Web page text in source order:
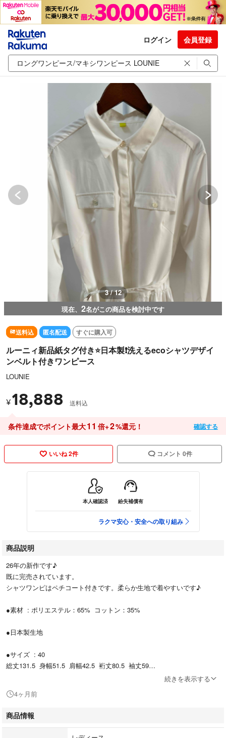
ログイン 会員登録
3 / 12
現在、 2名がこの商品を検討中です
送料込 匿名配送 すぐに購入可
ルーニィ新品紙タグ付き⭐️日本製❗️洗えるecoシャツデザイ
ンベルト付きワンピース
LOUNIE
¥18,888 送料込
条件達成でポイント最大11 倍+2%還元！ 確認する
いいね 2件 コメント 0件
本人確認済 紛失補償有
ラクマ安心・安全への取り組み
商品説明
26年の新作です♪
既に完売されています。
シャツワンピはペチコート付きです。柔らか生地で着やすいです♪
●素材 : ポリエステル：65% コットン：35%
●日本製生地
●サイズ : 40
総丈131.5 身幅51.5 肩幅42.5 裄丈80.5 袖丈59
●定価 : 27,500円
続きを表示する
4ヶ月前
商品情報